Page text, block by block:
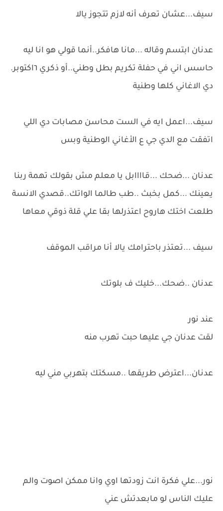
سيف...عشان تعرف أنه لازم تتجوز يالا
عدنان ابتسم وقاله ...مانا هافكر..أنما قولي هو انا ليه
حاسس اني في حفلة تكريم بطل وطني..أو ذكري ٦اكتوبر.
دي الاغاني كلها وطنية
سيف...اعمل ايه في الست محاسن مصابات دي اللي
اتفقت مع الدي جي ع الأغاني الوطنية وبس
عدنان ...ضحك ...قاااابل يا معلم مش بقولك تهمة ربنا
يعينك ...كمل بخبث ..طب طالما الواتك..قصدي الانسة
طلعت اختك هاروح اعتذرلها بقا علي قلة ذوقي معاها
سيف ...تعتذر باحترامك يالا أنا مراقب الموقف
عدنان ..ضحك...خليك ف بلوتك
عند نور
لقت عدنان جي عليها حبت تهرب منه
عدنان...اعترض طريقها ..مسكتك بتهربي مني ليه
نور...علي فكرة انت زودتها اوي وانا ممكن اصوت والم
عليك الناس لو مابعدتش عني